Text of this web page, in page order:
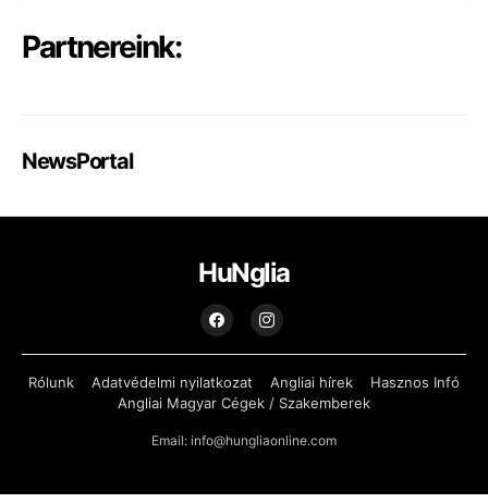
Partnereink:
NewsPortal
HuNglia
Rólunk Adatvédelmi nyilatkozat Angliai hírek
Hasznos Infó
Angliai Magyar Cégek / Szakemberek
Email: info@hungliaonline.com